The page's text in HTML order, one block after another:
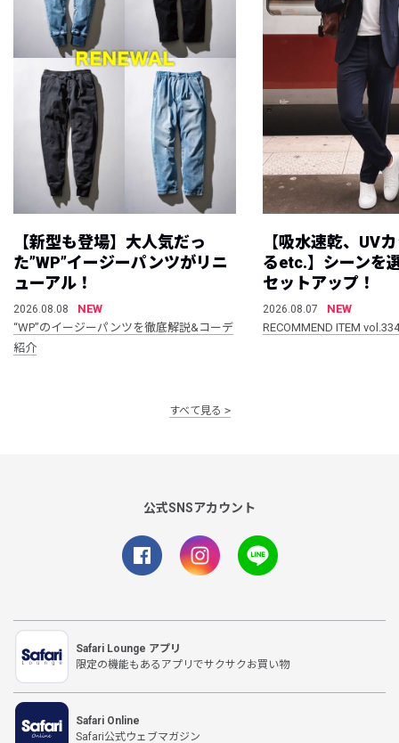
【新型も登場】大人気だっ
た”WP”イージーパンツがリニ
ューアル！
2026.08.08
NEW
“WP”のイージーパンツを徹底解説&コーデ
紹介
【吸水速乾、UV
るetc.】シーンを
セットアップ！
2026.08.07
NEW
RECOMMEND ITEM vol.334
すべて見る
公式SNSアカウント
Safari Lounge アプリ
限定の機能もあるアプリでサクサクお買い物
Safari Online
Safari公式ウェブマガジン